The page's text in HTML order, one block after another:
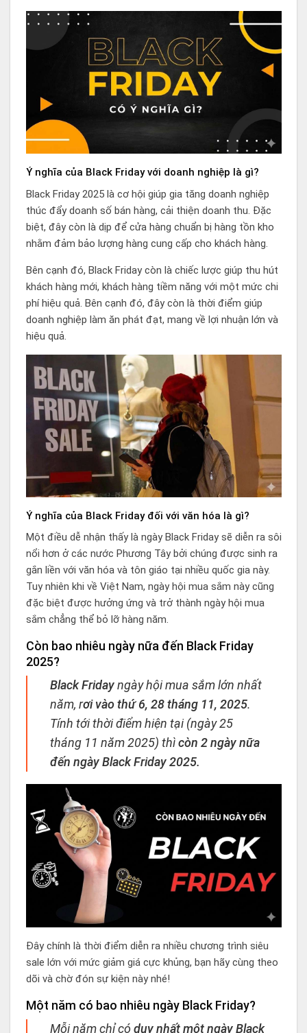
Ý nghĩa của Black Friday với doanh nghiệp là gì?
Black Friday 2025 là cơ hội giúp gia tăng doanh nghiệp
thúc đẩy doanh số bán hàng, cải thiện doanh thu. Đặc
biệt, đây còn là dịp để cửa hàng chuẩn bị hàng tồn kho
nhằm đảm bảo lượng hàng cung cấp cho khách hàng.
Bên cạnh đó, Black Friday còn là chiếc lược giúp thu hút
khách hàng mới, khách hàng tiềm năng với một mức chi
phí hiệu quả. Bên cạnh đó, đây còn là thời điểm giúp
doanh nghiệp làm ăn phát đạt, mang về lợi nhuận lớn và
hiệu quả.
Ý nghĩa của Black Friday đối với văn hóa là gì?
Một điều dễ nhận thấy là ngày Black Friday sẽ diễn ra sôi
nổi hơn ở các nước Phương Tây bởi chúng được sinh ra
gắn liền với văn hóa và tôn giáo tại nhiều quốc gia này.
Tuy nhiên khi về Việt Nam, ngày hội mua sắm này cũng
đặc biệt được hưởng ứng và trở thành ngày hội mua
sắm chẳng thể bỏ lỡ hàng năm.
Còn bao nhiêu ngày nữa đến Black Friday
2025?
Black Fridayngày hội mua sắm lớn nhất
năm, rơi vào thứ 6, 28 tháng 11, 2025.
Tính tới thời điểm hiện tại (ngày 25
tháng 11 năm 2025) thìcòn 2 ngày nữa
đến ngày Black Friday 2025.
Đây chính là thời điểm diễn ra nhiều chương trình siêu
sale lớn với mức giảm giá cực khủng, bạn hãy cùng theo
dõi và chờ đón sự kiện này nhé!
Một năm có bao nhiêu ngày Black Friday?
Mỗi năm chỉ códuy nhất một ngày Black